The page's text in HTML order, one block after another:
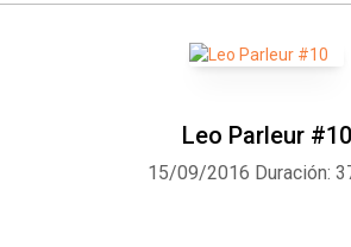
Leo Parleur #10
15/09/2016 Duración: